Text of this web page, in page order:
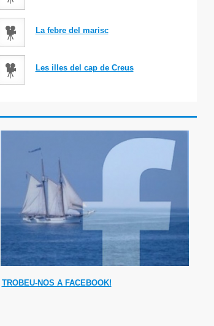
La febre del marisc
Les illes del cap de Creus
TROBEU-NOS A FACEBOOK!